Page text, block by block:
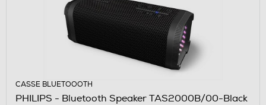
CASSE BLUETOOOTH
PHILIPS - Bluetooth Speaker TAS2000B/00-Black